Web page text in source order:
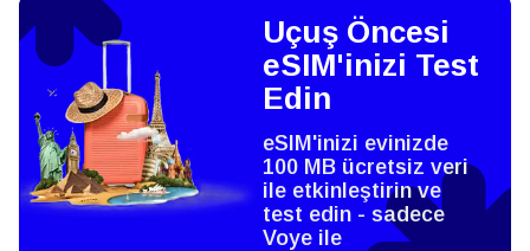
Uçuş Öncesi
eSIM'inizi Test
Edin
eSIM'inizi evinizde
100 MB ücretsiz veri
ile etkinleştirin ve
test edin - sadece
Voye ile